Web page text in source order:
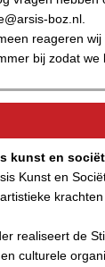
boz.nl.
reageren
bij zodat we
kunst en
Kunst en
realiseert de
culturele